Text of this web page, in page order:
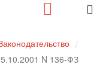
/
N 136-ФЗ